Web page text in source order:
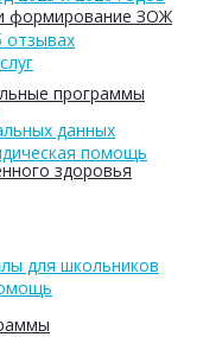
формирование ЗОЖ
программы
здоровья
данных
помощь
для школьников